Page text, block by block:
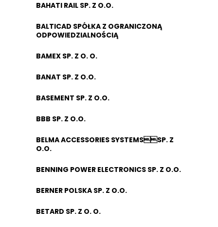
BAHATI RAIL SP. Z O.O.
BALTICAD SPÓŁKA Z OGRANICZONĄ
ODPOWIEDZIALNOŚCIĄ
BAMEX SP. Z O. O.
BANAT SP. Z O.O.
BASEMENT SP. Z O.O.
BBB SP. Z O.O.
BELMA ACCESSORIES SYSTEMSSP. Z
O.O.
BENNING POWER ELECTRONICS SP. Z O.O.
BERNER POLSKA SP. Z O.O.
BETARD SP. Z O. O.